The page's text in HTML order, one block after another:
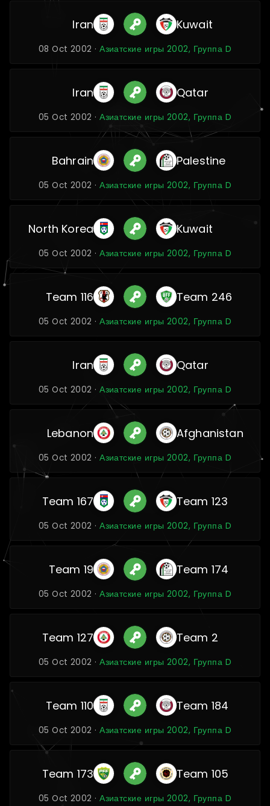
Iran Kuwait
08 Oct 2002 ·Азиатские игры 2002, Группа D
Iran Qatar
05 Oct 2002 ·Азиатские игры 2002, Группа D
Bahrain Palestine
05 Oct 2002 ·Азиатские игры 2002, Группа D
North Korea Kuwait
05 Oct 2002 ·Азиатские игры 2002, Группа D
Team 116 Team 246
05 Oct 2002 ·Азиатские игры 2002, Группа D
Iran Qatar
05 Oct 2002 ·Азиатские игры 2002, Группа D
Lebanon Afghanistan
05 Oct 2002 ·Азиатские игры 2002, Группа D
Team 167 Team 123
05 Oct 2002 ·Азиатские игры 2002, Группа D
Team 19 Team 174
05 Oct 2002 ·Азиатские игры 2002, Группа D
Team 127 Team 2
05 Oct 2002 ·Азиатские игры 2002, Группа D
Team 110 Team 184
05 Oct 2002 ·Азиатские игры 2002, Группа D
Team 173 Team 105
05 Oct 2002 ·Азиатские игры 2002, Группа D